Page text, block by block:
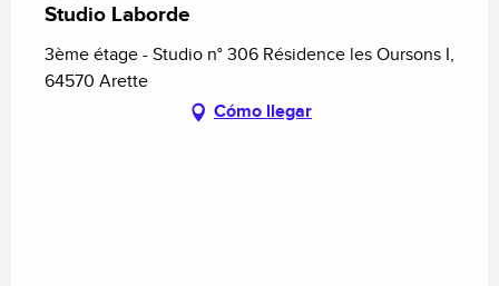
Studio Laborde
3ème étage - Studio n° 306 Résidence les Oursons I,
64570 Arette
Cómo llegar